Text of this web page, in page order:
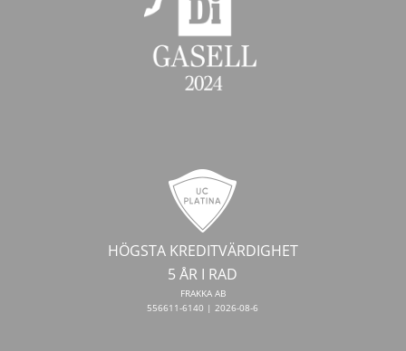
HÖGSTA KREDITVÄRDIGHET
5 ÅR I RAD
FRAKKA AB
556611-6140 | 2026-08-6